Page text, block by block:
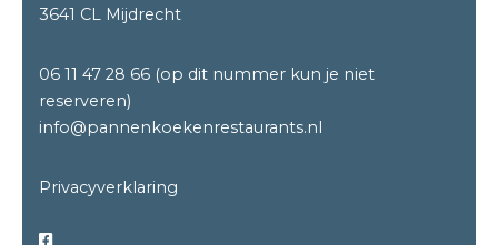
3641 CL Mijdrecht
06 11 47 28 66 (op dit nummer kun je niet
reserveren)
info@pannenkoekenrestaurants.nl
Privacyverklaring